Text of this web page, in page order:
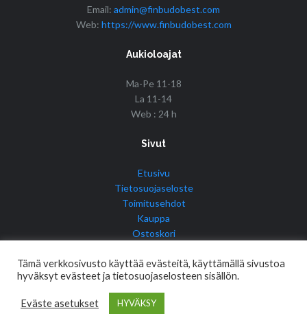
Email: admin@finbudobest.com
Web: https://www.finbudobest.com
Aukioloajat
Ma-Pe 11-18
La 11-14
Web : 24 h
Sivut
Etusivu
Tietosuojaseloste
Toimitusehdot
Kauppa
Ostoskori
© Copyright 2017 Fin Budo Best | Golden Tiger
Tämä verkkosivusto käyttää evästeitä, käyttämällä sivustoa
hyväksyt evästeet ja tietosuojaselosteen sisällön.
Eväste asetukset HYVÄKSY